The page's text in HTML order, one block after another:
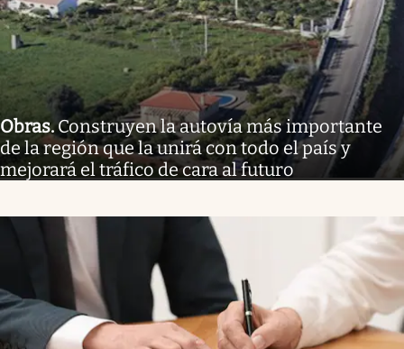
Obras.Construyen la autovía más importante
de la región que la unirá con todo el país y
mejorará el tráfico de cara al futuro